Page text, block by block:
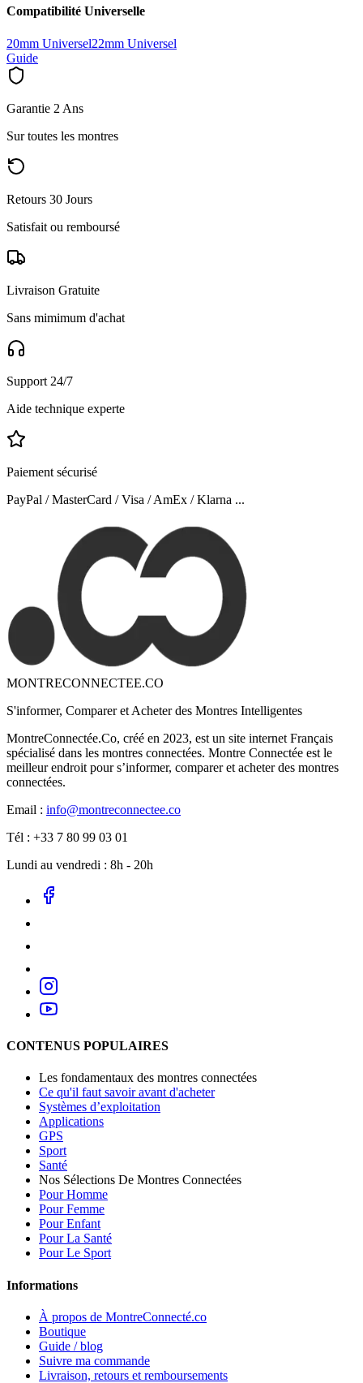
Compatibilité Universelle
20mm Universel22mm Universel
Guide
Garantie 2 Ans
Sur toutes les montres
Retours 30 Jours
Satisfait ou remboursé
Livraison Gratuite
Sans mimimum d'achat
Support 24/7
Aide technique experte
Paiement sécurisé
PayPal / MasterCard / Visa / AmEx / Klarna ...
MONTRECONNECTEE.CO
S'informer, Comparer et Acheter des Montres Intelligentes
MontreConnectée.Co, créé en 2023, est un site internet Français
spécialisé dans les montres connectées. Montre Connectée est le
meilleur endroit pour s’informer, comparer et acheter des montres
connectées.
Email : info@montreconnectee.co
Tél : +33 7 80 99 03 01
Lundi au vendredi : 8h - 20h
CONTENUS POPULAIRES
Les fondamentaux des montres connectées
Ce qu'il faut savoir avant d'acheter
Systèmes d’exploitation
Applications
GPS
Sport
Santé
Nos Sélections De Montres Connectées
Pour Homme
Pour Femme
Pour Enfant
Pour La Santé
Pour Le Sport
Informations
À propos de MontreConnecté.co
Boutique
Guide / blog
Suivre ma commande
Livraison, retours et remboursements